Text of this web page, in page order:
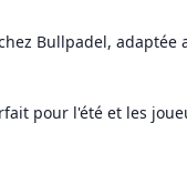
Bullpadel,
pour l'été et les